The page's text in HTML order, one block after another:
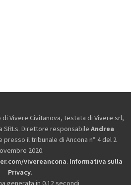
Vivere Civitanova, testata di Vivere srl,
SRLs. Direttore responsabile Andrea
presso il tribunale di Ancona n° 4 del 2
2020.
vivereancona. Informativa sulla
Privacy.